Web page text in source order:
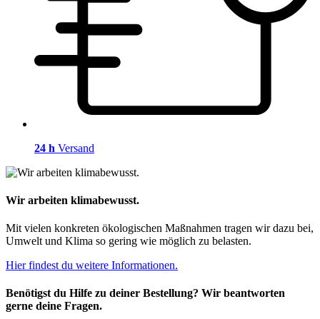
24 h Versand
Wir arbeiten klimabewusst.
Mit vielen konkreten ökologischen Maßnahmen tragen wir dazu bei,
Umwelt und Klima so gering wie möglich zu belasten.
Hier findest du weitere Informationen.
Benötigst du Hilfe zu deiner Bestellung? Wir beantworten
gerne deine Fragen.